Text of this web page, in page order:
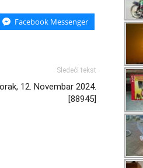
Facebook Messenger
Sledeći tekst
12. Novembar 2024.
[88945]